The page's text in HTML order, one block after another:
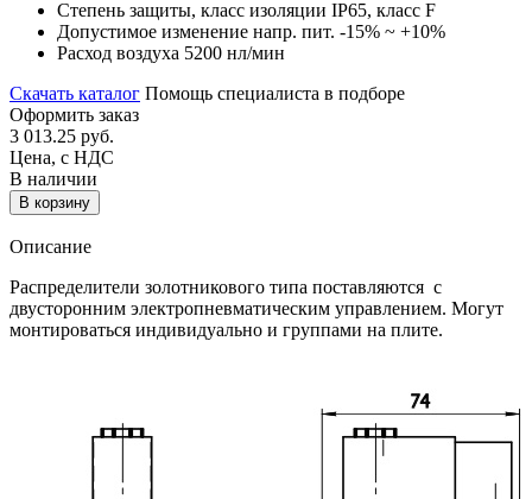
Степень защиты, класс изоляции IP65, класс F
Допустимое изменение напр. пит. -15% ~ +10%
Расход воздуха 5200 нл/мин
Скачать каталог Помощь специалиста в подборе
Оформить заказ
3 013.25 руб.
Цена, с НДС
В наличии
В корзину
Описание
Распределители золотникового типа поставляются с
двусторонним электропневматическим управлением. Могут
монтироваться индивидуально и группами на плите.